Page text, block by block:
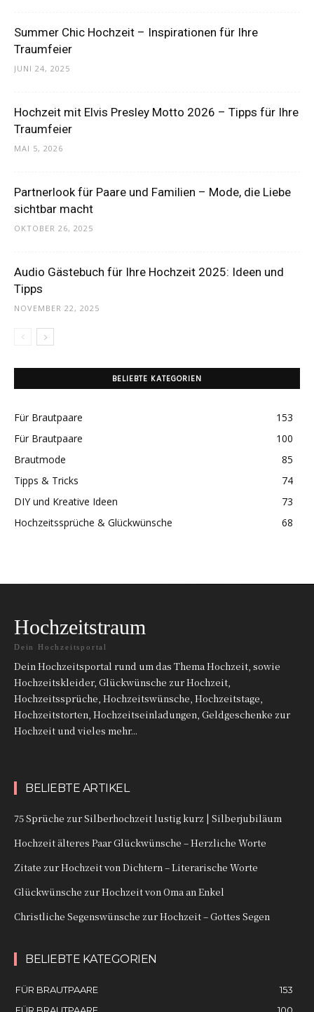
Summer Chic Hochzeit – Inspirationen für Ihre
Traumfeier
JUNI 24, 2025
Hochzeit mit Elvis Presley Motto 2026 – Tipps für Ihre
Traumfeier
MAI 5, 2026
Partnerlook für Paare und Familien – Mode, die Liebe
sichtbar macht
OKTOBER 26, 2025
Audio Gästebuch für Ihre Hochzeit 2025: Ideen und
Tipps
NOVEMBER 22, 2025
BELIEBTE KATEGORIEN
Für Brautpaare
153
Für Brautpaare
100
Brautmode
85
Tipps & Tricks
74
DIY und Kreative Ideen
73
Hochzeitssprüche & Glückwünsche
68
Hochzeitstraum
Dein Hochzeitsportal
Dein Hochzeitsportal rund um das Thema Hochzeit, sowie
Hochzeitskleider, Glückwünsche zur Hochzeit,
Hochzeitssprüche, Hochzeitswünsche, Hochzeitstage,
Hochzeitstorten, Hochzeitseinladungen, Geldgeschenke zur
Hochzeit und vieles mehr...
BELIEBTE ARTIKEL
75 Sprüche zur Silberhochzeit lustig kurz | Silberjubiläum
Hochzeit älteres Paar Glückwünsche – Herzliche Worte
Zitate zur Hochzeit von Dichtern – Literarische Worte
Glückwünsche zur Hochzeit von Oma an Enkel
Christliche Segenswünsche zur Hochzeit – Gottes Segen
BELIEBTE KATEGORIEN
FÜR BRAUTPAARE
153